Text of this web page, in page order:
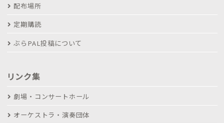
配布場所
定期購読
ぶらPAL投稿について
リンク集
劇場・コンサートホール
オーケストラ・演奏団体